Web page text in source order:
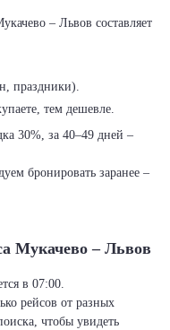
– Львов составляет
праздники).
тем дешевле.
30%, за 40–49 дней –
бронировать заранее –
Мукачево – Львов
в 07:00.
рейсов от разных
чтобы увидеть